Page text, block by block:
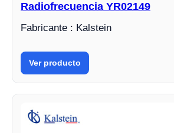
Radiofrecuencia YR02149
Fabricante : Kalstein
Ver producto